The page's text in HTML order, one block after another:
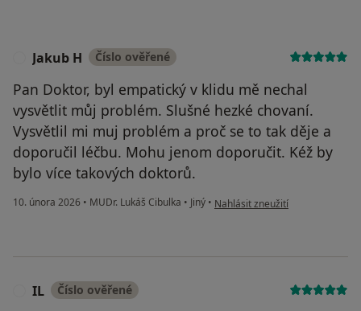
Jakub H Číslo ověřené
Pan Doktor, byl empatický v klidu mě nechal
vysvětlit můj problém. Slušné hezké chovaní.
Vysvětlil mi muj problém a proč se to tak děje a
doporučil léčbu. Mohu jenom doporučit. Kéž by
bylo více takových doktorů.
10. února 2026 • MUDr. Lukáš Cibulka • Jiný • podle názoru uživatele Jakub H
Nahlásit zneužití
IL Číslo ověřené